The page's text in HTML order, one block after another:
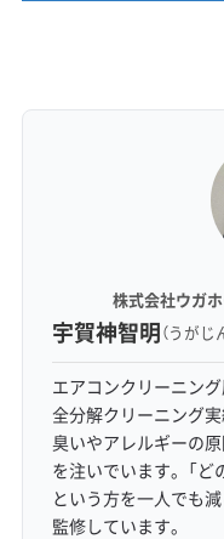
株式会社ウガ
宇賀神智明（うがじ
エアコンクリーニン
全分解クリーニング
臭いやアレルギーの
を注いでいます。「ど
という方を一人でも
監修しています。